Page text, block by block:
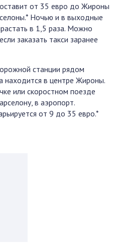
от 35 евро до Жироны
Ночью и в выходные
в 1,5 раза. Можно
заказать такси заранее
станции рядом
находится в центре Жироны.
или скоростном поезде
в аэропорт.
от 9 до 35 евро.*